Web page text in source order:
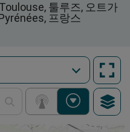
툴루즈, 오트가
프랑스